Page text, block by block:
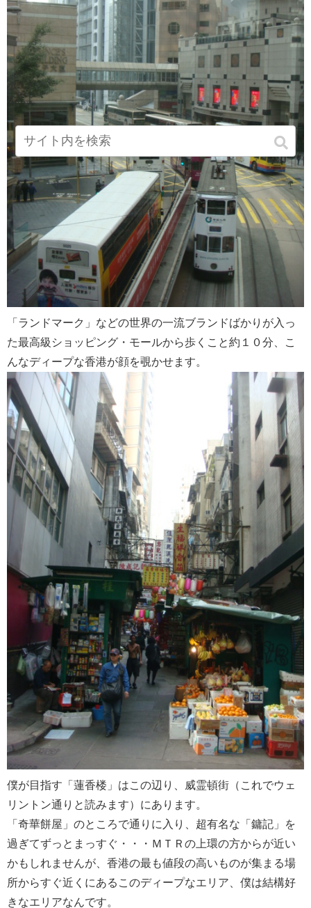
「ランドマーク」などの世界の一流ブランドばかりが入っ
た最高級ショッピング・モールから歩くこと約１０分、こ
んなディープな香港が顔を覗かせます。
僕が目指す「蓮香楼」はこの辺り、威霊頓街（これでウェ
リントン通りと読みます）にあります。
「奇華餅屋」のところで通りに入り、超有名な「鏞記」を
過ぎてずっとまっすぐ・・・ＭＴＲの上環の方からが近い
かもしれませんが、香港の最も値段の高いものが集まる場
所からすぐ近くにあるこのディープなエリア、僕は結構好
きなエリアなんです。